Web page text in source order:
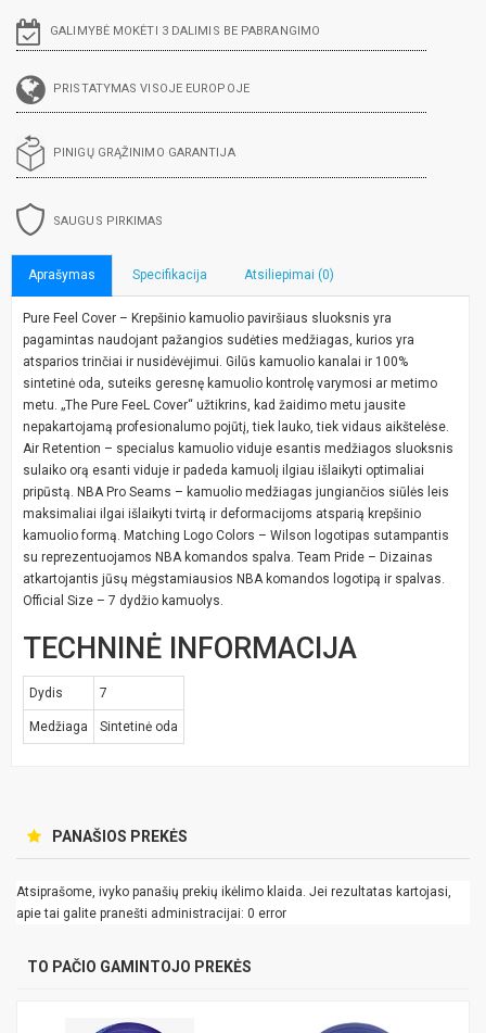
GALIMYBĖ MOKĖTI 3 DALIMIS BE PABRANGIMO
PRISTATYMAS VISOJE EUROPOJE
PINIGŲ GRĄŽINIMO GARANTIJA
SAUGUS PIRKIMAS
Aprašymas Specifikacija Atsiliepimai (0)
Pure Feel Cover – Krepšinio kamuolio paviršiaus sluoksnis yra
pagamintas naudojant pažangios sudėties medžiagas, kurios yra
atsparios trinčiai ir nusidėvėjimui. Gilūs kamuolio kanalai ir 100%
sintetinė oda, suteiks geresnę kamuolio kontrolę varymosi ar metimo
metu. „The Pure FeeL Cover“ užtikrins, kad žaidimo metu jausite
nepakartojamą profesionalumo pojūtį, tiek lauko, tiek vidaus aikštelėse.
Air Retention – specialus kamuolio viduje esantis medžiagos sluoksnis
sulaiko orą esanti viduje ir padeda kamuolį ilgiau išlaikyti optimaliai
pripūstą. NBA Pro Seams – kamuolio medžiagas jungiančios siūlės leis
maksimaliai ilgai išlaikyti tvirtą ir deformacijoms atsparią krepšinio
kamuolio formą. Matching Logo Colors – Wilson logotipas sutampantis
su reprezentuojamos NBA komandos spalva. Team Pride – Dizainas
atkartojantis jūsų mėgstamiausios NBA komandos logotipą ir spalvas.
Official Size – 7 dydžio kamuolys.
TECHNINĖ INFORMACIJA
Dydis 7
Medžiaga Sintetinė oda
PANAŠIOS PREKĖS
Atsiprašome, ivyko panašių prekių ikėlimo klaida. Jei rezultatas kartojasi,
apie tai galite pranešti administracijai: 0 error
TO PAČIO GAMINTOJO PREKĖS